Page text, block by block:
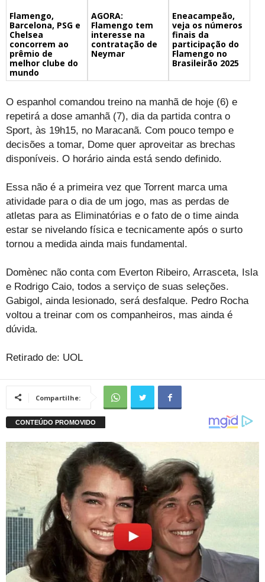
Flamengo,
Barcelona, PSG e
Chelsea
concorrem ao
prêmio de
melhor clube do
mundo
AGORA:
Flamengo tem
interesse na
contratação de
Neymar
Eneacampeão,
veja os números
finais da
participação do
Flamengo no
Brasileirão 2025
O espanhol comandou treino na manhã de hoje (6) e
repetirá a dose amanhã (7), dia da partida contra o
Sport, às 19h15, no Maracanã. Com pouco tempo e
decisões a tomar, Dome quer aproveitar as brechas
disponíveis. O horário ainda está sendo definido.
Essa não é a primeira vez que Torrent marca uma
atividade para o dia de um jogo, mas as perdas de
atletas para as Eliminatórias e o fato de o time ainda
estar se nivelando física e tecnicamente após o surto
tornou a medida ainda mais fundamental.
Domènec não conta com Everton Ribeiro, Arrasceta, Isla
e Rodrigo Caio, todos a serviço de suas seleções.
Gabigol, ainda lesionado, será desfalque. Pedro Rocha
voltou a treinar com os companheiros, mas ainda é
dúvida.
Retirado de: UOL
Compartilhe: